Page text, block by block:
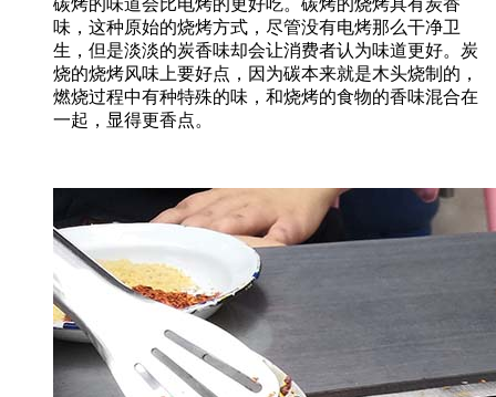
味，这种原始的烧烤方式，尽管没有电烤那么干净卫
生，但是淡淡的炭香味却会让消费者认为味道更好。炭
烧的烧烤风味上要好点，因为碳本来就是木头烧制的，
燃烧过程中有种特殊的味，和烧烤的食物的香味混合在
一起，显得更香点。